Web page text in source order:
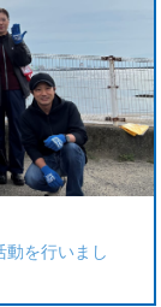
動を行いまし